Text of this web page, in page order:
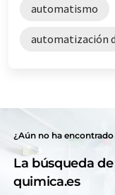
automatismo
automatización
¿Aún no ha
La búsqueda
quimica.es